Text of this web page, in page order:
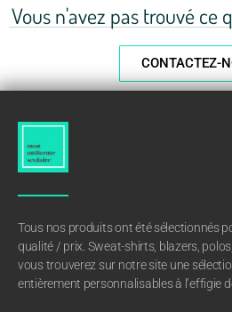
Vous n'avez pas trouvé ce
CONTACTEZ-
Tous nos produits ont été sélectionnés
qualité / prix. Sweat-shirts, blazers,
vous trouverez sur notre site une
entièrement personnalisables à l’effigie